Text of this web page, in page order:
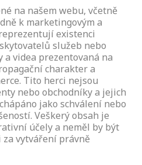
na našem webu, včetně
k marketingovým a
existenci
služeb nebo
a videa prezentovaná na
charakter a
Tito herci nejsou
nebo obchodníky a jejich
jako schválení nebo
Veškerý obsah je
účely a neměl by být
za vytváření právně